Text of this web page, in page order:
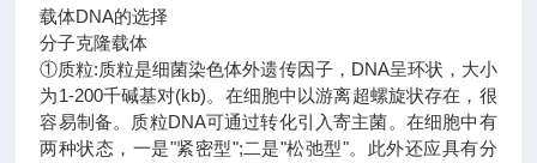
载体DNA的选择
分子克隆载体
①质粒:质粒是细菌染色体外遗传因子，DNA呈环状，大小
为1-200千碱基对(kb)。在细胞中以游离超螺旋状存在，很
容易制备。质粒DNA可通过转化引入寄主菌。在细胞中有
两种状态，一是"紧密型";二是"松弛型"。此外还应具有分